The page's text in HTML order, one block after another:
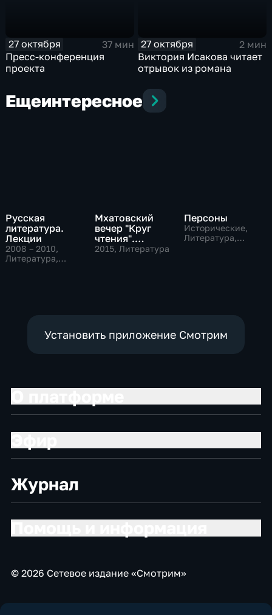
27 октября
37 мин
Пресс-конференция
проекта
27 октября
2 мин
Виктория Исакова читает
отрывок из романа
Ещеинтересное
Русская
литература.
Лекции
2008 – 2010,
Литература,
Мхатовский
вечер "Круг
чтения".
Церемония
2015, Литература
Персоны
Исторические,
Литература,
Установить приложение Смотрим
Журнал
© 2026 Сетевое издание «Смотрим»